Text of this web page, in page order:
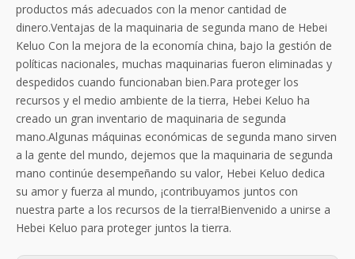
productos más adecuados con la menor cantidad de
dinero.Ventajas de la maquinaria de segunda mano de Hebei
Keluo Con la mejora de la economía china, bajo la gestión de
políticas nacionales, muchas maquinarias fueron eliminadas y
despedidos cuando funcionaban bien.Para proteger los
recursos y el medio ambiente de la tierra, Hebei Keluo ha
creado un gran inventario de maquinaria de segunda
mano.Algunas máquinas económicas de segunda mano sirven
a la gente del mundo, dejemos que la maquinaria de segunda
mano continúe desempeñando su valor, Hebei Keluo dedica
su amor y fuerza al mundo, ¡contribuyamos juntos con
nuestra parte a los recursos de la tierra!Bienvenido a unirse a
Hebei Keluo para proteger juntos la tierra.